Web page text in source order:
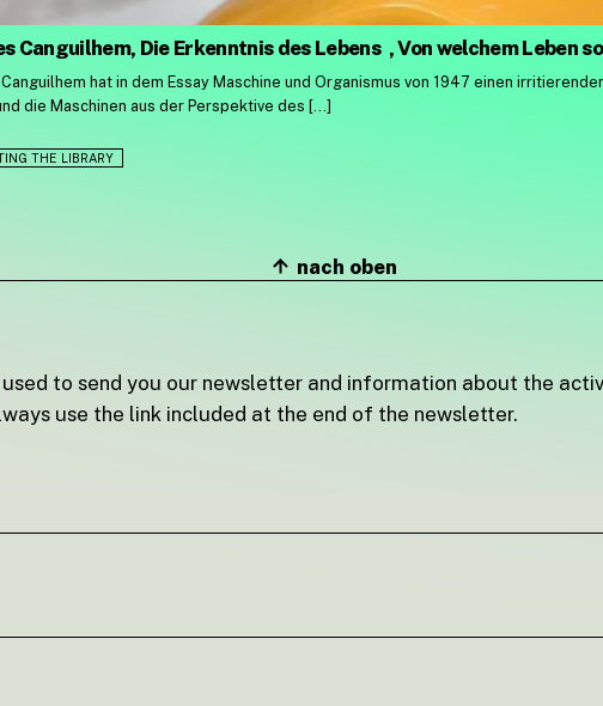
Canguilhem, Die Erkenntnis des Lebens ,Von welchem Leben
hat in dem Essay Maschine und Organismus von 1947 einen
die Maschinen aus der Perspektive des […]
THE LIBRARY
nach oben
used to send you our newsletter and information about the
use the link included at the end of the newsletter.